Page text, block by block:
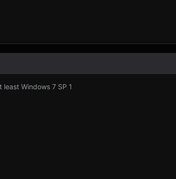
Windows 7 SP 1